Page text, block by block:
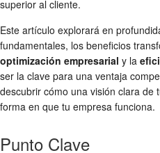
superior al cliente.
Este artículo explorará en
fundamentales, los beneficios
optimización empresarial y la
ser la clave para una ventaja
descubrir cómo una visión clara de
forma en que tu empresa funciona.
Punto Clave